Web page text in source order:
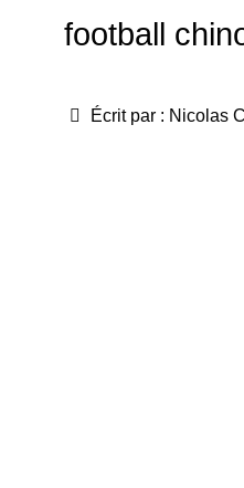
football
Écrit par : Nicolas